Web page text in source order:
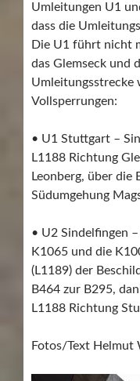
Umleitungen U1
dass die
Die U1 führt nicht
das Glemseck und
Umleitungsstrecke
Vollsperrungen:
• U1 Stuttgart –
L1188 Richtung
Leonberg, über
Südumgehung
• U2 Sindelfingen
K1065 und die
(L1189) der
B464 zur B295,
L1188 Richtung
Fotos/Text Helmut